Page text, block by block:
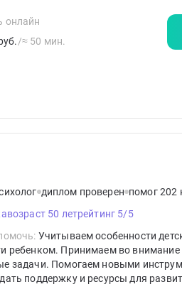
сказкотерапию.
онлайн
/≈ 50 мин.
диплом проверен помог 202
возраст 50 летрейтинг 5/5
Учитываем особенности
ребенком. Принимаем во внимание
задачи. Помогаем новыми
поддержку и ресурсы для